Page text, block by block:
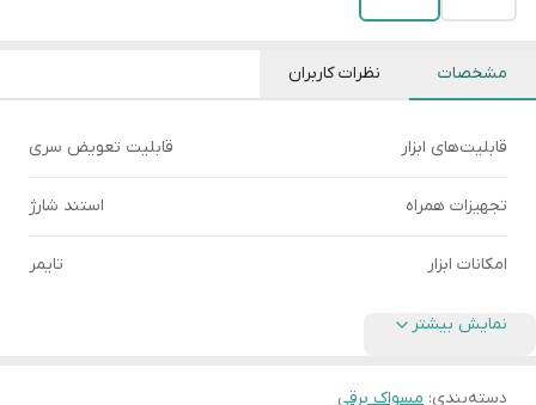
مشخصات نظرات کاربران
قابلیت‌های ابزار قابلیت تعویض سری
تجهیزات همراه استند شارژ
امکانات ابزار تایمر
نمایش بیشتر
دسته‌بندی: مسواک برقی